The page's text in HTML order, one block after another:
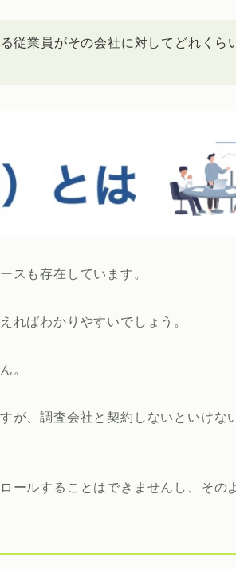
従業員がその会社に対してどれくら
スも存在しています。
ればわかりやすいでしょう。
。
が、調査会社と契約しないといけな
ールすることはできませんし、その